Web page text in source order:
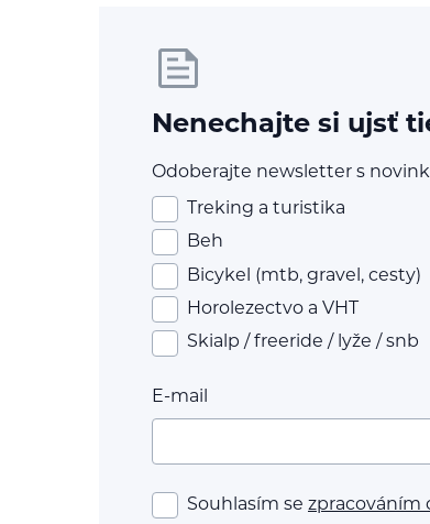
Nenechajte si ujsť
Odoberajte newsletter s
Treking a turistika
Beh
Bicykel (mtb, gravel, cesty)
Horolezectvo a VHT
Skialp / freeride / lyže / snb
E-mail
Souhlasím se zpracováním